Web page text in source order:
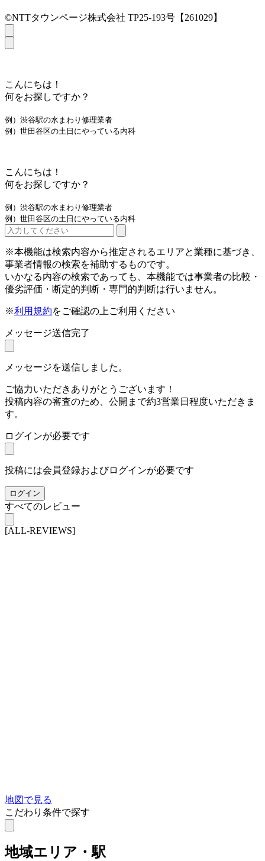
©NTTタウンページ株式会社 TP25-193号【261029】
こんにちは！
何をお探しですか？
例）渋谷駅の水まわり修理業者
例）世田谷区の土日にやっている内科
こんにちは！
何をお探しですか？
例）渋谷駅の水まわり修理業者
例）世田谷区の土日にやっている内科
※本機能は検索内容から推定されるエリアと業種に基づき、
事業者情報の検索を補助するものです。
いかなる内容の検索であっても、本機能では事業者の比較・
優劣評価・断定的判断・専門的判断は行いません。
※利用規約をご確認の上ご利用ください
メッセージ送信完了
メッセージを送信しました。
ご協力いただきありがとうございます！
投稿内容の審査のため、公開まで約3営業日程度いただきま
す。
ログインが必要です
投稿には会員登録およびログインが必要です
ログイン
すべてのレビュー
[ALL-REVIEWS]
地図で見る
こだわり条件で探す
地域エリア・駅